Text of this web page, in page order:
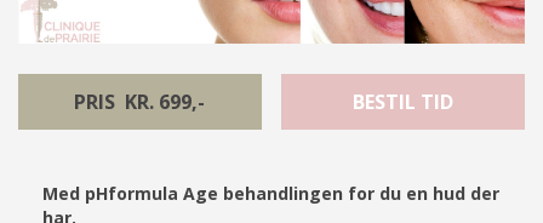
PRIS KR. 699,- BESTIL TID
Med pHformula Age behandlingen for du en hud der
har.